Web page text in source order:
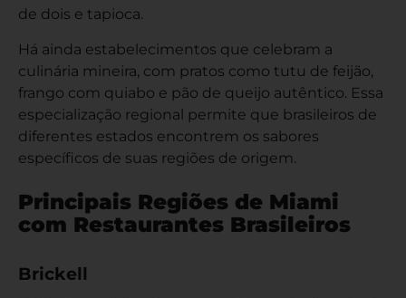
de dois e tapioca.
Há ainda estabelecimentos que celebram a
culinária mineira, com pratos como tutu de feijão,
frango com quiabo e pão de queijo autêntico. Essa
especialização regional permite que brasileiros de
diferentes estados encontrem os sabores
específicos de suas regiões de origem.
Principais Regiões de Miami
com Restaurantes Brasileiros
Brickell